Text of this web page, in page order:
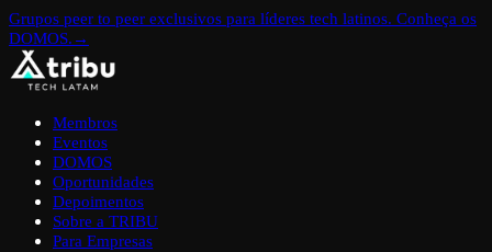
Grupos peer to peer exclusivos para líderes tech latinos. Conheça os
DOMOS. →
Membros
Eventos
DOMOS
Oportunidades
Depoimentos
Sobre a TRIBU
Para Empresas